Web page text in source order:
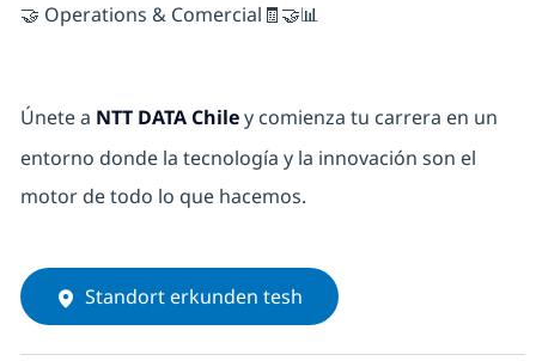
🤝 Operations & Comercial🧾🤝📊
Únete a NTT DATA Chiley comienza tu carrera en un
entorno donde la tecnología y la innovación son el
motor de todo lo que hacemos.
Standort erkunden tesh